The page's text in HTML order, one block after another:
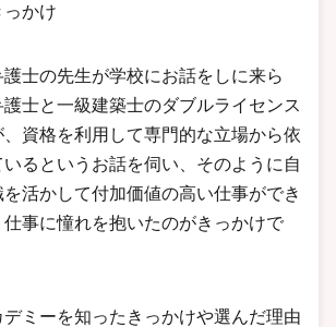
かけ
士の先生が学校にお話をしに来ら
士と一級建築士のダブルライセンス
資格を利用して専門的な立場から依
るというお話を伺い、そのように自
活かして付加価値の高い仕事ができ
仕事に憧れを抱いたのがきっかけで
ミーを知ったきっかけや選んだ理由